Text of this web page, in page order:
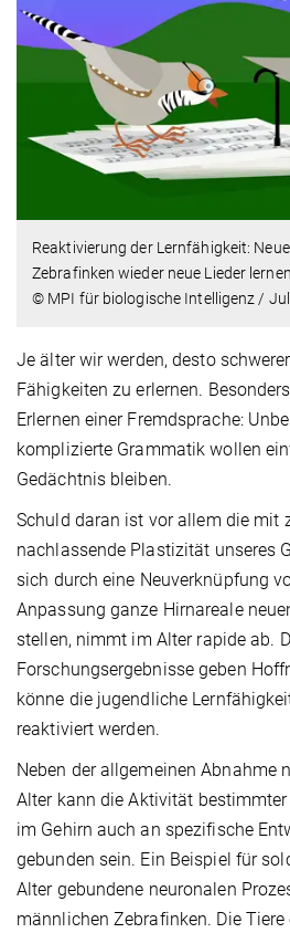
Reaktivierung der Lernfähigkeit:
Zebrafinken wieder neue Lieder
© MPI für biologische Intelligenz /
Je älter wir werden, desto
Fähigkeiten zu erlernen.
Erlernen einer Fremdsprache:
komplizierte Grammatik wollen
Gedächtnis bleiben.
Schuld daran ist vor allem die mit
nachlassende Plastizität unseres
sich durch eine Neuverknüpfung
Anpassung ganze Hirnareale
stellen, nimmt im Alter rapide ab.
Forschungsergebnisse geben
könne die jugendliche
reaktiviert werden.
Neben der allgemeinen Abnahme
Alter kann die Aktivität
im Gehirn auch an spezifische
gebunden sein. Ein Beispiel für
Alter gebundene neuronalen
männlichen Zebrafinken. Die Tiere